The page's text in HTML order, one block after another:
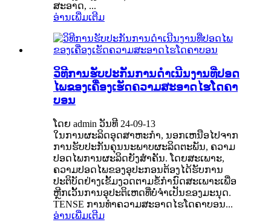
ສະອາດ, ...
ອ່ານເພີ່ມເຕີມ
ວິທີການຮັບປະກັນການດໍາເນີນງານທີ່ປອດ
ໄພຂອງເຄື່ອງເຮັດຄວາມສະອາດໄຮໂດຄາ
ບອນ
ໂດຍ admin ວັນທີ 24-09-13
ໃນ​ການ​ຜະ​ລິດ​ອຸດ​ສາ​ຫະ​ກໍາ​, ນອກ​ເຫນືອ​ໄປ​ຈາກ​
ການ​ຮັບ​ປະ​ກັນ​ຄຸນ​ນະ​ພາບ​ຜະ​ລິດ​ຕະ​ພັນ​, ຄວາມ​
ປອດ​ໄພ​ການ​ຜະ​ລິດ​ຍັງ​ສໍາ​ຄັນ​. ໂດຍສະເພາະ,
ຄວາມປອດໄພຂອງອຸປະກອນຕ້ອງໄດ້ຮັບການ
ປະຕິບັດຢ່າງເຂັ້ມງວດຕາມຂໍ້ກໍານົດສະເພາະເພື່ອ
ຫຼີກເວັ້ນການອຸປະຕິເຫດທີ່ບໍ່ຈໍາເປັນຂອງມະນຸດ.
TENSE ການທຳຄວາມສະອາດໄຮໂດຄາບອນ...
ອ່ານເພີ່ມເຕີມ